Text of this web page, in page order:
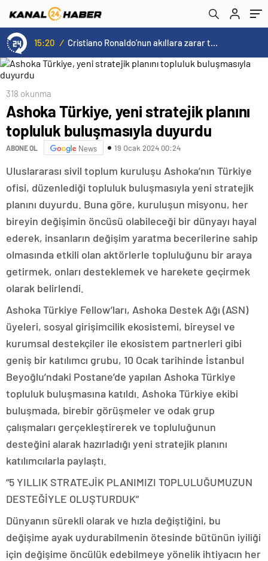
15:20 / Cristiano Ronaldo’nun akıllara zarar tüm kariyerinin istatistiğini çıkardık !
318 okunma
Ashoka Türkiye, yeni stratejik planını
topluluk buluşmasıyla duyurdu
ABONE OL News 19 Ocak 2024 00:24
Uluslararası sivil toplum kuruluşu Ashoka’nın Türkiye
ofisi, düzenlediği topluluk buluşmasıyla yeni stratejik
planını duyurdu. Buna göre, kuruluşun misyonu, her
bireyin değişimin öncüsü olabileceği bir dünyayı hayal
ederek, insanların değişim yaratma becerilerine sahip
olmasında etkili olan aktörlerle topluluğunu bir araya
getirmek, onları desteklemek ve harekete geçirmek
olarak belirlendi.
Ashoka Türkiye Fellow’ları, Ashoka Destek Ağı (ASN)
üyeleri, sosyal girişimcilik ekosistemi, bireysel ve
kurumsal destekçiler ile ekosistem partnerleri gibi
geniş bir katılımcı grubu, 10 Ocak tarihinde İstanbul
Beyoğlu’ndaki Postane’de yapılan Ashoka Türkiye
topluluk buluşmasına katıldı. Ashoka Türkiye ekibi
buluşmada, birebir görüşmeler ve odak grup
çalışmaları gerçekleştirerek ve topluluğunun
desteğini alarak hazırladığı yeni stratejik planını
katılımcılarla paylaştı.
“5 YILLIK STRATEJİK PLANIMIZI TOPLULUĞUMUZUN
DESTEĞİYLE OLUŞTURDUK”
Dünyanın sürekli olarak ve hızla değiştiğini, bu
değişime ayak uydurabilmenin ötesinde bütünün iyiliği
için değişime öncülük edebilmeye yönelik ihtiyacın her
buluşturdu